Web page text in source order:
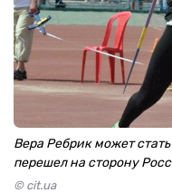
Вера Ребрик может
перешел на сторону
© cit.ua